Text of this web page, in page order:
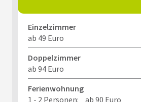
Einzelzimmer
ab 49 Euro
Doppelzimmer
ab 94 Euro
Ferienwohnung
1 - 2 Personen:
ab 90 Euro